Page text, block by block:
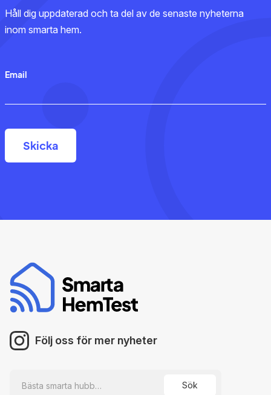
Håll dig uppdaterad och ta del av de senaste nyheterna
inom smarta hem.
Email
Följ oss för mer nyheter